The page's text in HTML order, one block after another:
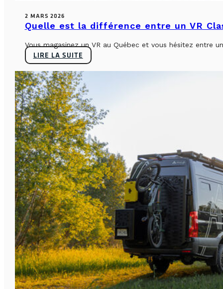
2 MARS 2026
Quelle est la différence entre un VR
Vous magasinez un VR au Québec et vous hésitez entre
LIRE LA SUITE